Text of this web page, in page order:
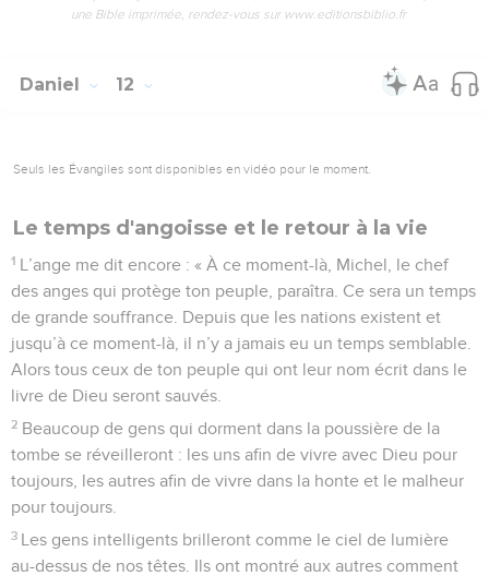
une Bible imprimée, rendez-vous sur www.editionsbiblio.fr
Daniel 12
Seuls les Évangiles sont disponibles en vidéo pour le moment.
Le temps d'angoisse et le retour à la vie
1 L’ange me dit encore : « À ce moment-là, Michel, le chef
des anges qui protège ton peuple, paraîtra. Ce sera un temps
de grande souffrance. Depuis que les nations existent et
jusqu’à ce moment-là, il n’y a jamais eu un temps semblable.
Alors tous ceux de ton peuple qui ont leur nom écrit dans le
livre de Dieu seront sauvés.
2 Beaucoup de gens qui dorment dans la poussière de la
tombe se réveilleront : les uns afin de vivre avec Dieu pour
toujours, les autres afin de vivre dans la honte et le malheur
pour toujours.
3 Les gens intelligents brilleront comme le ciel de lumière
au-dessus de nos têtes. Ils ont montré aux autres comment